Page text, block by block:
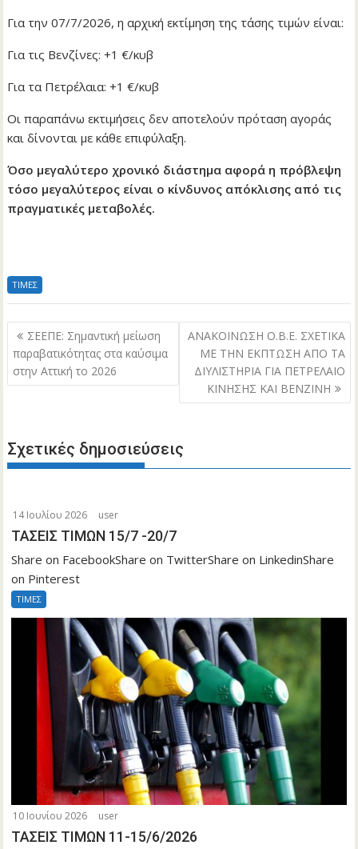
Για την 07/7/2026, η αρχική εκτίμηση της τάσης τιμών είναι:
Για τις Βενζίνες: +1 €/κυβ
Για τα Πετρέλαια: +1 €/κυβ
Οι παραπάνω εκτιμήσεις δεν αποτελούν πρόταση αγοράς
και δίνονται με κάθε επιφύλαξη.
Όσο μεγαλύτερο χρονικό διάστημα αφορά η πρόβλεψη
τόσο μεγαλύτερος είναι ο κίνδυνος απόκλισης από τις
πραγματικές μεταβολές.
ΤΙΜΕΣ
Πλοήγηση
άρθρων
ΣΕΕΠΕ: Σημαντική μείωση
παραβατικότητας στα καύσιμα
στην Αττική το 2026
ΑΝΑΚΟΙΝΩΣΗ Ο.Β.Ε. ΣΧΕΤΙΚΑ
ΜΕ ΤΗΝ ΕΚΠΤΩΣΗ ΑΠΟ ΤΑ
ΔΙΥΛΙΣΤΗΡΙΑ ΓΙΑ ΠΕΤΡΕΛΑΙΟ
ΚΙΝΗΣΗΣ ΚΑΙ ΒΕΝΖΙΝΗ
Σχετικές δημοσιεύσεις
14 Ιουλίου 2026 user
ΤΑΣΕΙΣ ΤΙΜΩΝ 15/7 -20/7
Share on FacebookShare on TwitterShare on LinkedinShare
on Pinterest
ΤΙΜΕΣ
10 Ιουνίου 2026 user
ΤΑΣΕΙΣ ΤΙΜΩΝ 11-15/6/2026